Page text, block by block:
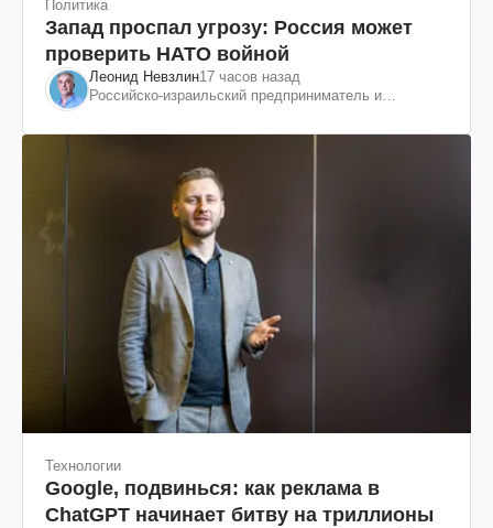
Политика
Запад проспал угрозу: Россия может
проверить НАТО войной
Леонид Невзлин17 часов назад
Российско-израильский предприниматель и
"ЮКОСа"
Технологии
Google, подвинься: как реклама в
ChatGPT начинает битву на триллионы